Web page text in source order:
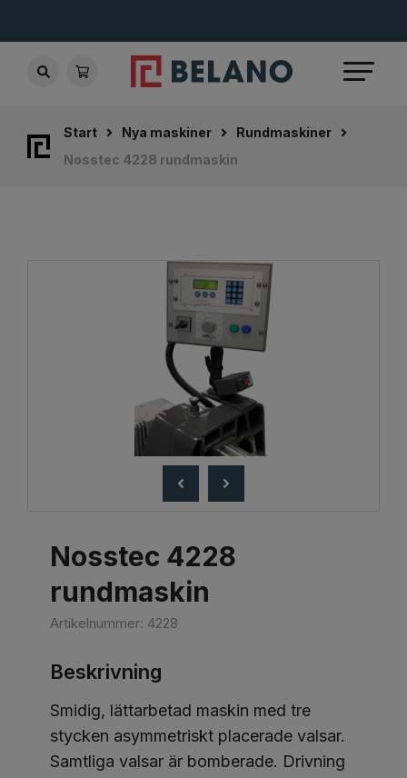
Start Nya maskiner
Rundmaskiner
Nosstec 4228 rundmaskin
Nosstec 4228
rundmaskin
Artikelnummer: 4228
Beskrivning
Smidig, lättarbetad maskin med tre
stycken asymmetriskt placerade valsar.
Samtliga valsar är bomberade. Drivning